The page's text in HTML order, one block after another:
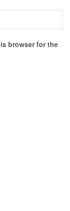
browser for the